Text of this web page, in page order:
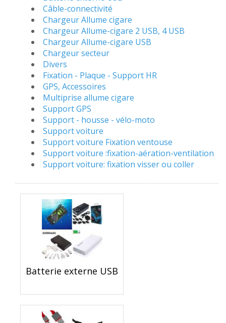
Câble-connectivité
Chargeur Allume cigare
Chargeur Allume-cigare 2 USB, 4 USB
Chargeur Allume-cigare USB
Chargeur secteur
Divers
Fixation - Plaque - Support HR
GPS, Accessoires
Multiprise allume cigare
Support GPS
Support - housse - vélo-moto
Support voiture
Support voiture Fixation ventouse
Support voiture :fixation-aération-ventilation
Support voiture: fixation visser ou coller
Batterie externe USB